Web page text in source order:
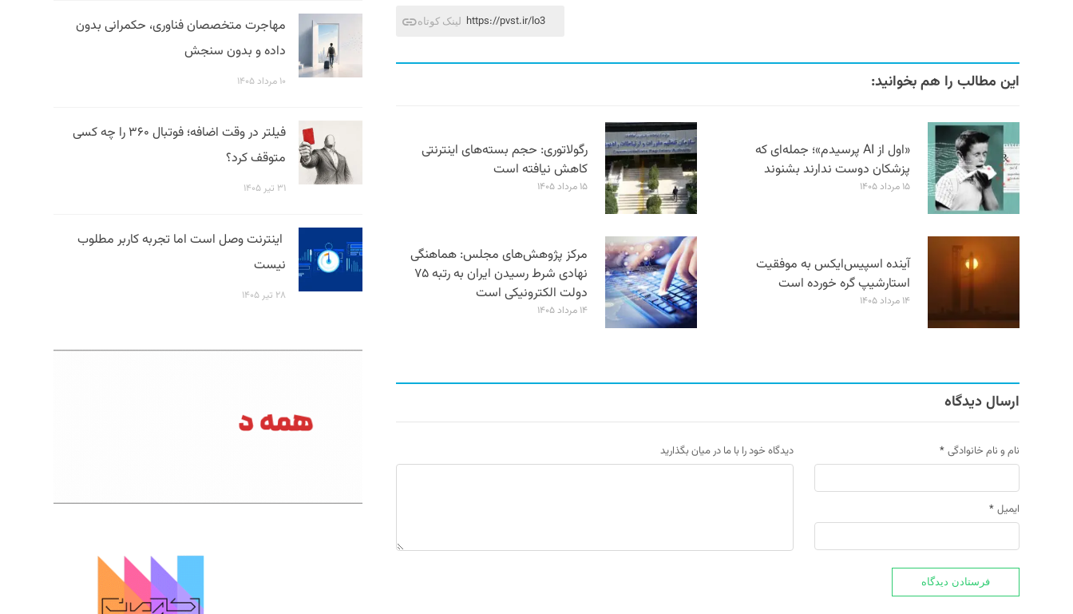
لینک کوتاه https://pvst.ir/lo3
این مطالب را هم بخوانید:
«اول از AI پرسیدم»؛ جمله‌ای که
پزشکان دوست ندارند بشنوند
۱۵ مرداد ۱۴۰۵
رگولاتوری: حجم بسته‌های اینترنتی
کاهش نیافته است
۱۵ مرداد ۱۴۰۵
آینده اسپیس‌ایکس به موفقیت
استارشیپ گره خورده است
۱۴ مرداد ۱۴۰۵
مرکز پژوهش‌های مجلس: هماهنگی
نهادی شرط رسیدن ایران به رتبه ۷۵
دولت الکترونیکی است
۱۴ مرداد ۱۴۰۵
ارسال دیدگاه
نام و نام خانوادگی *
ایمیل *
دیدگاه خود را با ما در میان بگذارید
مهاجرت متخصصان فناوری، حکمرانی بدون
داده و بدون سنجش
۱۰ مرداد ۱۴۰۵
فیلتر در وقت اضافه؛ فوتبال ۳۶۰ را چه کسی
متوقف کرد؟
۳۱ تیر ۱۴۰۵
اینترنت وصل است اما تجربه کاربر مطلوب
نیست
۲۸ تیر ۱۴۰۵